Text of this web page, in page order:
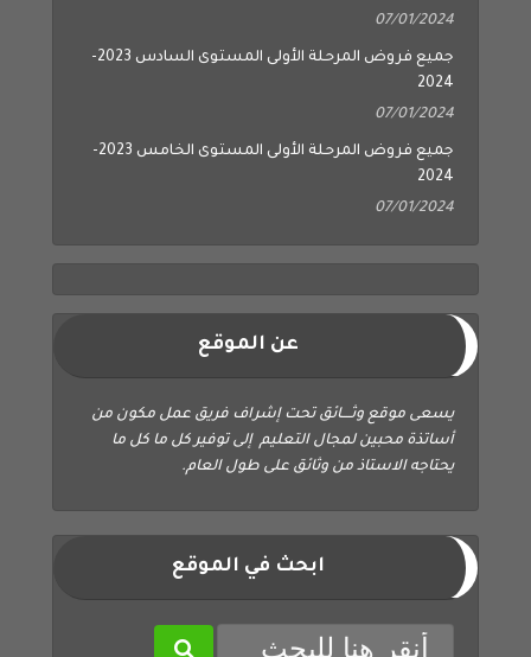
07/01/2024
جميع فروض المرحلة الأولى المستوى السادس 2023-
2024
07/01/2024
جميع فروض المرحلة الأولى المستوى الخامس 2023-
2024
07/01/2024
عن الموقع
يسعى موقع وثــــائق تحت إشراف فريق عمل مكون من
أساتذة محبين لمجال التعليم إلى توفير كل ما كل ما
يحتاجه الاستاذ من وثائق على طول العام.
ابحث في الموقع